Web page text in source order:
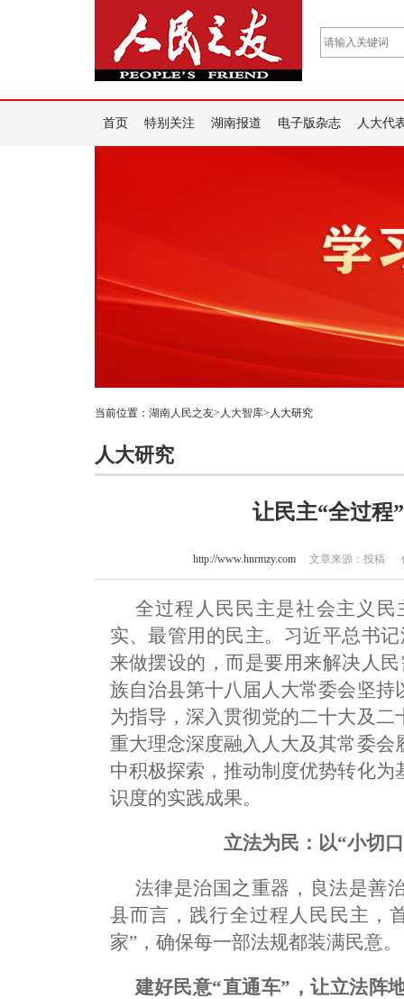
首页 特别关注 湖南报道 电子版杂志 人大代
当前位置： 湖南人民之友> 人大智库>人大研究
人大研究
让民主“全过程
http://www.hnrmzy.com 文章来源：投稿
全过程人民民主是社会主义
实、最管用的民主。习近平总书
来做摆设的，而是要用来解决人
族自治县第十八届人大常委会坚
为指导，深入贯彻党的二十大及
重大理念深度融入人大及其常委
中积极探索，推动制度优势转化
识度的实践成果。
立法为民：以“小切
法律是治国之重器，良法是善
县而言，践行全过程人民民主，
家”，确保每一部法规都装满民意。
建好民意“直通车”，让立法阵